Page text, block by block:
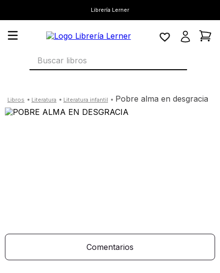
Librería Lerner
Buscar libros
literatura literatura infantil pobre alma en desgracia
Comentarios